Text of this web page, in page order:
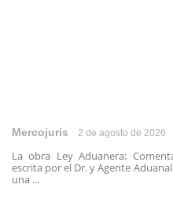
Mercojuris 2 de agosto de 2026
La obra Ley Aduanera:
escrita por el Dr. y Agente
una ...